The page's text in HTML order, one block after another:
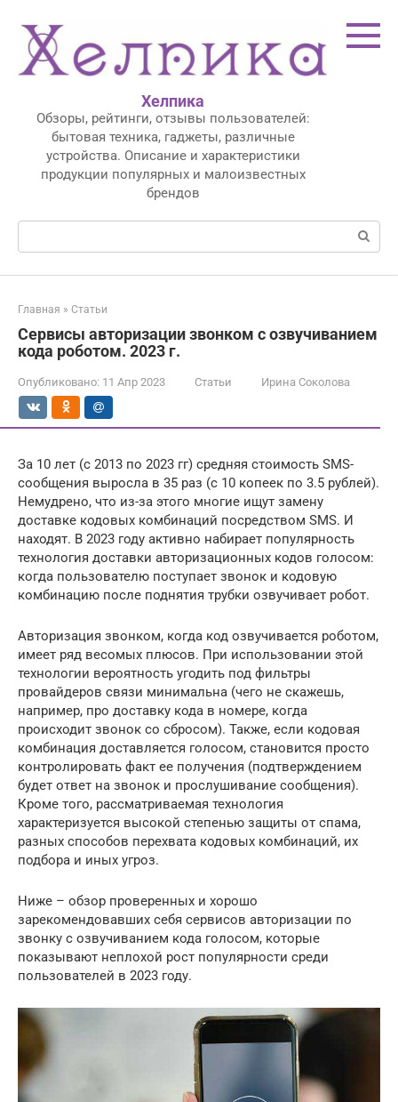
контенту
Хелпика
Обзоры, рейтинги, отзывы пользователей:
бытовая техника, гаджеты, различные
устройства. Описание и характеристики
продукции популярных и малоизвестных
брендов
Поиск:
Главная » Статьи
Сервисы авторизации звонком с озвучиванием
кода роботом. 2023 г.
Опубликовано: 11 Апр 2023 Статьи Ирина Соколова
За 10 лет (с 2013 по 2023 гг) средняя стоимость SMS-
сообщения выросла в 35 раз (с 10 копеек по 3.5 рублей).
Немудрено, что из-за этого многие ищут замену
доставке кодовых комбинаций посредством SMS. И
находят. В 2023 году активно набирает популярность
технология доставки авторизационных кодов голосом:
когда пользователю поступает звонок и кодовую
комбинацию после поднятия трубки озвучивает робот.
Авторизация звонком, когда код озвучивается роботом,
имеет ряд весомых плюсов. При использовании этой
технологии вероятность угодить под фильтры
провайдеров связи минимальна (чего не скажешь,
например, про доставку кода в номере, когда
происходит звонок со сбросом). Также, если кодовая
комбинация доставляется голосом, становится просто
контролировать факт ее получения (подтверждением
будет ответ на звонок и прослушивание сообщения).
Кроме того, рассматриваемая технология
характеризуется высокой степенью защиты от спама,
разных способов перехвата кодовых комбинаций, их
подбора и иных угроз.
Ниже – обзор проверенных и хорошо
зарекомендовавших себя сервисов авторизации по
звонку с озвучиванием кода голосом, которые
показывают неплохой рост популярности среди
пользователей в 2023 году.